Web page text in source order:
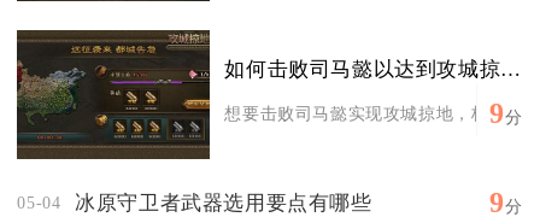
如何击败司马懿以达到攻城掠地的目标
想要击败司马懿实现攻城掠地，核心依
9分
05-04 冰原守卫者武器选用要点有哪些 9分